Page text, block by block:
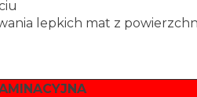
lepkich mat z